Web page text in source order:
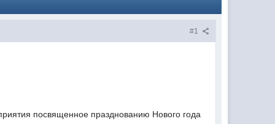
#1
посвященное празднованию Нового года